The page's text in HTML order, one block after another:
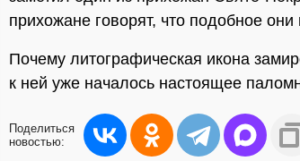
прихожане говорят, что подобное
Почему литографическая икона
к ней уже началось настоящее
Поделиться
новостью: